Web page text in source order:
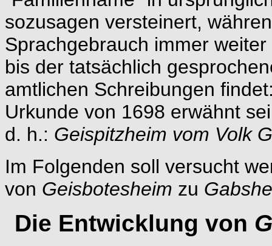
sozusagen versteinert,
Sprachgebrauch immer
bis der tatsächlich
amtlichen Schreibungen
Urkunde von 1698 erwähnt
d. h.: Geispitzheim vom Volk
Im Folgenden soll versucht
von Geisbotesheim zu
Die Entwicklung von